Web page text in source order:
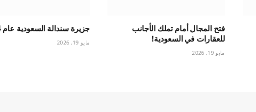
فتح المجال أمام تملك الأجانب
للعقارات في السعودية!
مايو 19, 2026
جزيرة سندالة السعودية عام 2024
مايو 19, 2026